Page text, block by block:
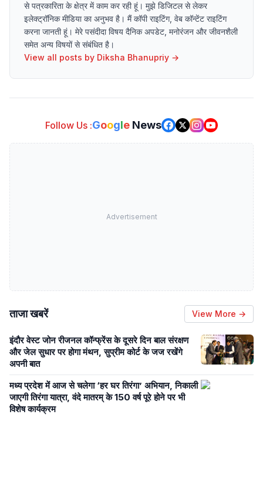
से पत्रकारिता के क्षेत्र में काम कर रही हूं। मुझे डिजिटल से लेकर
इलेक्ट्रॉनिक मीडिया का अनुभव है। मैं कॉपी राइटिंग, वेब कॉन्टेंट राइटिंग
करना जानती हूं। मेरे पसंदीदा विषय दैनिक अपडेट, मनोरंजन और जीवनशैली
समेत अन्य विषयों से संबंधित है।
View all posts by Diksha Bhanupriy →
Follow Us :Google News
Advertisement
ताजा खबरें View More →
इंदौर वेस्ट जोन रीजनल कॉन्फ्रेंस के दूसरे दिन बाल संरक्षण
और जेल सुधार पर होगा मंथन, सुप्रीम कोर्ट के जज रखेंगे
अपनी बात
मध्य प्रदेश में आज से चलेगा ‘हर घर तिरंगा’ अभियान, निकाली
जाएगी तिरंगा यात्रा, वंदे मातरम् के 150 वर्ष पूरे होने पर भी
विशेष कार्यक्रम